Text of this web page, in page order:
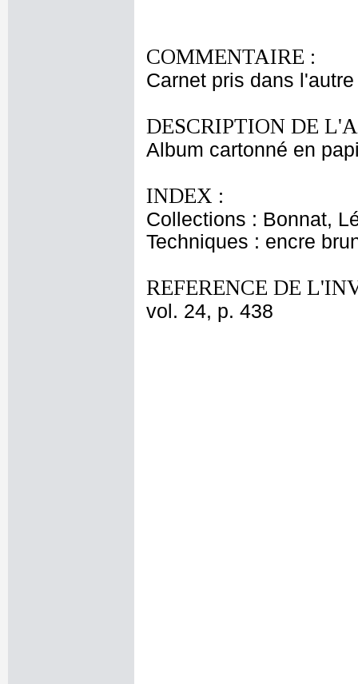
COMMENTAIRE :
Carnet pris dans
DESCRIPTION DE
Album cartonné en
INDEX :
Collections : Bonnat,
Techniques : encre
REFERENCE DE
vol. 24, p. 438